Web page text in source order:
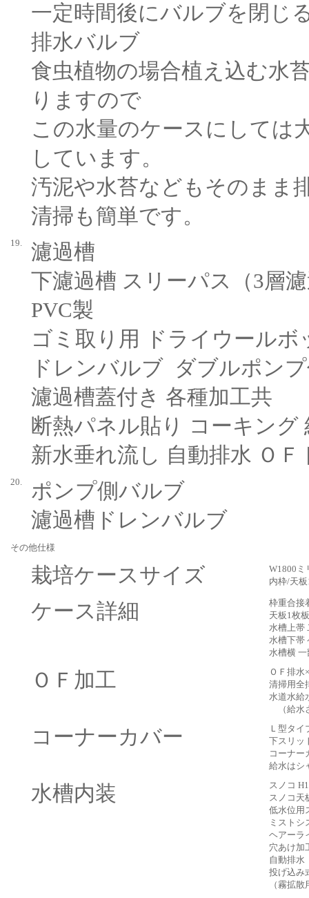
一定時間後にバルブを閉じ
排水バルブ
食虫植物の場合植え込む水
りますので
この水量のケースにしては
しています。
汚泥や水苔などもそのまま
清掃も簡単です。
19.
濾過槽
下濾過槽 スリーパス（3層
PVC製
ゴミ取り用 ドライウールボ
ドレンバルブ ダブルポン
濾過槽蓋付き 各種加工共
断熱パネル貼り コーキング
新水垂れ流し 自動排水 ＯＦ
20.
ポンプ側バルブ
濾過槽ドレンバルブ
その他仕様
栽培ケースサイズ
W1800
内枠/天
ケース詳細
枠重合接
天板1枚
水槽上帯
水槽下帯
水槽横
ＯＦ加工
ＯＦ排
清掃用全
水道水給
（給水
コーナーカバー
Ｌ型タ
下スリッ
コーナー
給水はシ
水槽内装
スノコ
スノコ天
低水位用
ミストシ
ヘアーラ
穴あけ加
自動排水
投げ込み
（霧拡